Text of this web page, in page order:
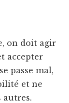
on doit agir
accepter
passe mal,
et ne
autres.